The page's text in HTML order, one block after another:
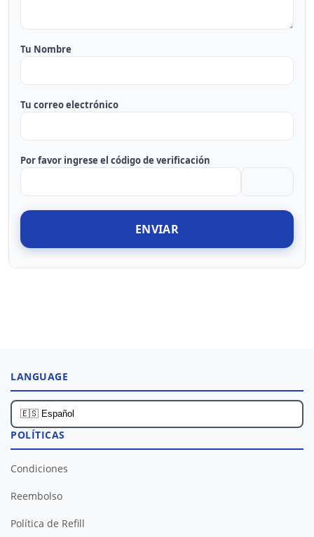
Tu Nombre
Tu correo electrónico
Por favor ingrese el código de verificación
ENVIAR
LANGUAGE
POLÍTICAS
Condiciones
Reembolso
Política de Refill